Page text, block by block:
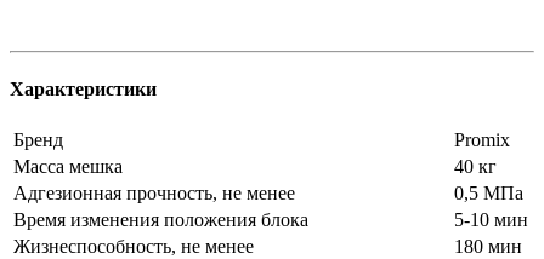
Характеристики
Бренд
Promix
Масса мешка
40 кг
Адгезионная прочность, не менее
0,5 МПа
Время изменения положения блока
5-10 мин
Жизнеспособность, не менее
180 мин